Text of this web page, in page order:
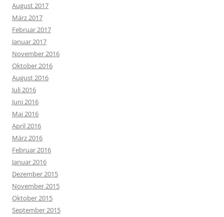
August 2017
März 2017
Februar 2017
Januar 2017
November 2016
Oktober 2016
August 2016
Juli 2016
Juni 2016
Mai 2016
April 2016
März 2016
Februar 2016
Januar 2016
Dezember 2015
November 2015
Oktober 2015
September 2015